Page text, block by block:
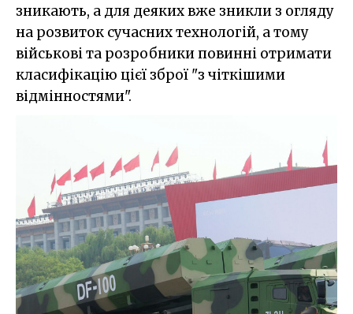
зникають, а для деяких вже зникли з огляду
на розвиток сучасних технологій, а тому
військові та розробники повинні отримати
класифікацію цієї зброї "з чіткішими
відмінностями".